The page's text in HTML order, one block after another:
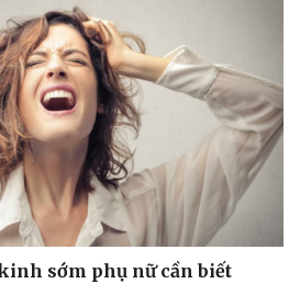
sớm phụ nữ cần biết